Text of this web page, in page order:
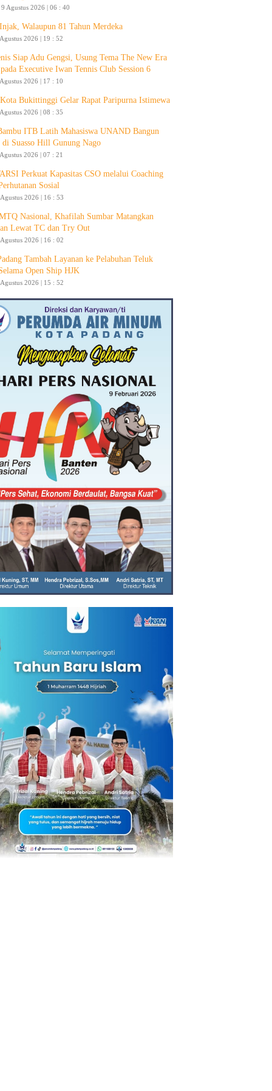
Agustus 2026 | 06 : 40
Walaupun 81 Tahun Merdeka
2026 | 19 : 52
Siap Adu Gengsi, Usung Tema The New Era
Executive Iwan Tennis Club Session 6
2026 | 17 : 10
Bukittinggi Gelar Rapat Paripurna Istimewa
2026 | 08 : 35
ITB Latih Mahasiswa UNAND Bangun
di Suasso Hill Gunung Nago
2026 | 07 : 21
Perkuat Kapasitas CSO melalui Coaching
Sosial
2026 | 16 : 53
Nasional, Khafilah Sumbar Matangkan
Lewat TC dan Try Out
2026 | 16 : 02
Tambah Layanan ke Pelabuhan Teluk
Open Ship HJK
2026 | 15 : 52